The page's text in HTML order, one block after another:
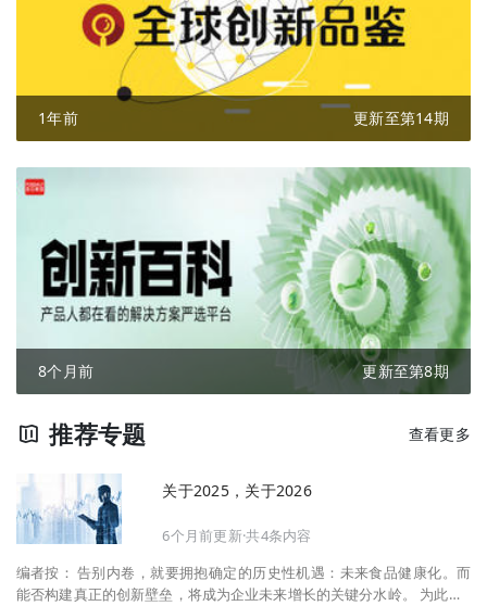
1年前 更新至第14期
8个月前 更新至第8期
推荐专题 查看更多
关于2025，关于2026
6个月前更新·共4条内容
编者按： 告别内卷，就要拥抱确定的历史性机遇：未来食品健康化。而
能否构建真正的创新壁垒，将成为企业未来增长的关键分水岭。 为此，F